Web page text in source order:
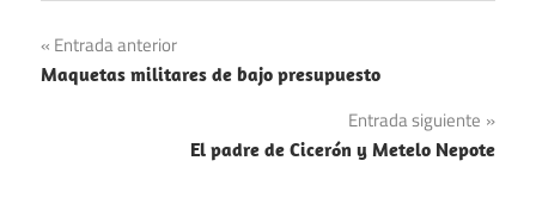
Navegación
de
Entrada anterior
Maquetas militares de bajo presupuesto
Entrada siguiente
El padre de Cicerón y Metelo Nepote